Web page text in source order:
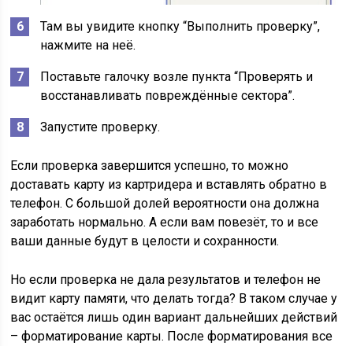
Там вы увидите кнопку “Выполнить проверку”,
нажмите на неё.
Поставьте галочку возле пункта “Проверять и
восстанавливать повреждённые сектора”.
Запустите проверку.
Если проверка завершится успешно, то можно
доставать карту из картридера и вставлять обратно в
телефон. С большой долей вероятности она должна
заработать нормально. А если вам повезёт, то и все
ваши данные будут в целости и сохранности.
Но если проверка не дала результатов и телефон не
видит карту памяти, что делать тогда? В таком случае у
вас остаётся лишь один вариант дальнейших действий
– форматирование карты. После форматирования все